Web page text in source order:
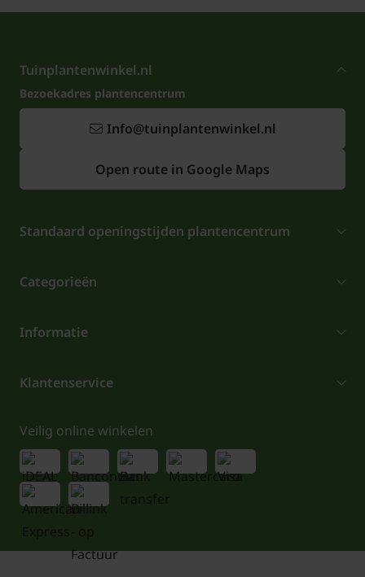
Tuinplantenwinkel.nl
Bezoekadres plantencentrum
Info@tuinplantenwinkel.nl
Open route in Google Maps
Standaard openingstijden plantencentrum
Categorieën
Informatie
Klantenservice
Veilig online winkelen